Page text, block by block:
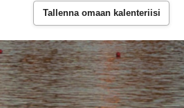
Tallenna omaan kalenteriisi